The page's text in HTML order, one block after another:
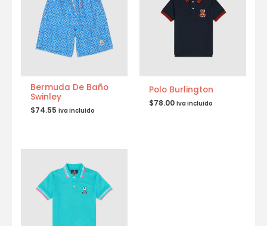
Bermuda De Baño
Swinley
$74.55 Iva incluido
Polo Burlington
$78.00 Iva incluido